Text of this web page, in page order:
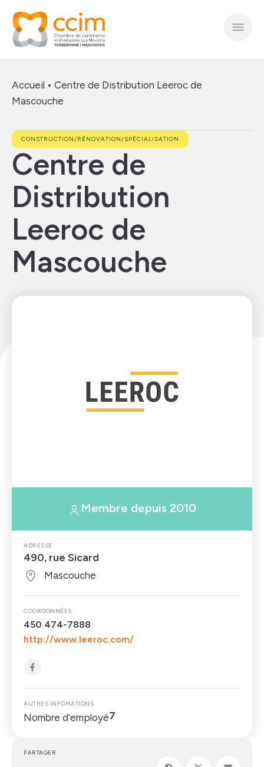
Accueil • Centre de Distribution Leeroc de
Mascouche
CONSTRUCTION/RÉNOVATION/SPÉCIALISATION
Centre de
Distribution
Leeroc de
Mascouche
Membre depuis 2010
ADRESSE
490, rue Sicard
Mascouche
COORDONNÉES
450 474-7888
http://www.leeroc.com/
AUTRES INFOMATIONS
Nombre d'employé7
PARTAGER